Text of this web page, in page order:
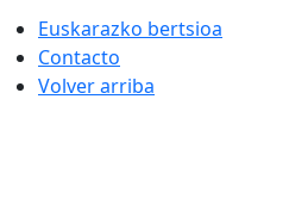
Euskarazko bertsioa
Contacto
Volver arriba